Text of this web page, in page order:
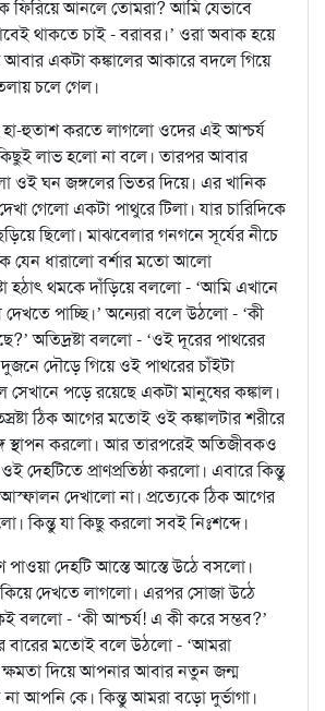
ফিরিয়ে আনলে তোমরা? আমি যেভাবে
থাকতে চাই - বরাবর।’ ওরা অবাক হয়ে
আবার একটা কঙ্কালের আকারে বদলে গিয়ে
চলে গেল।
হা-হুতাশ করতে লাগলো ওদের এই আশ্চর্য
লাভ হলো না বলে। তারপর আবার
ওই ঘন জঙ্গলের ভিতর দিয়ে। এর খানিক
গেলো একটা পাথুরে টিলা। যার চারিদিকে
ছিলো। মাঝবেলার গনগনে সূর্যের নীচে
যেন ধারালো বর্শার মতো আলো
হঠাৎ থমকে দাঁড়িয়ে বললো - ‘আমি এখানে
পাচ্ছি।’ অন্যেরা বলে উঠলো - ‘কী
অতিদ্রষ্টা বললো - ‘ওই দূরের পাথরের
দুজনে দৌড়ে গিয়ে ওই পাথরের চাঁইটা
পড়ে রয়েছে একটা মানুষের কঙ্কাল।
ঠিক আগের মতোই ওই কঙ্কালটার শরীরে
স্থাপন করলো। আর তারপরেই অতিজীবকও
প্রাণপ্রতিষ্ঠা করলো। এবারে কিন্তু
দেখালো না। প্রত্যেকে ঠিক আগের
কিন্তু যা কিছু করলো সবই নিঃশব্দে।
পাওয়া দেহটি আস্তে আস্তে উঠে বসলো।
দেখতে লাগলো। এরপর সোজা উঠে
বললো - ‘কী আশ্চর্য! এ কী করে সম্ভব?’
বারের মতোই বলে উঠলো - ‘আমরা
দিয়ে আপনার আবার নতুন জন্ম
আপনি কে। কিন্তু আমরা বড়ো দুর্ভাগা।